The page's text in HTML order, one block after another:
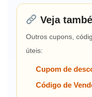
Veja
Outros cupons,
úteis:
Cupom de
Código de